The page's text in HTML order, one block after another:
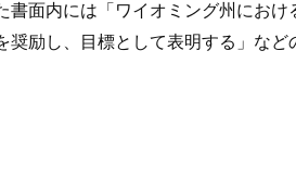
書面内には「ワイオミング州にお
奨励し、目標として表明する」など